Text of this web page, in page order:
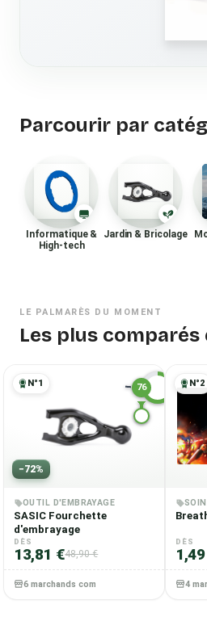
Parcourir par
Informatique &
High-tech
Jardin & Bricolage
LE PALMARÈS DU MOMENT
Les plus comparés
N°1 76
−72%
OUTIL D'EMBRAYAGE
SASIC Fourchette
d'embrayage
DÈS
13,81 €48,90 €
6 marchands comparés
N°2
DÈS
4